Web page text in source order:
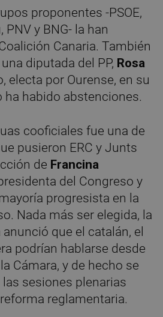
proponentes -PSOE,
PNV y BNG- la han
Canaria. También
diputada del PP, Rosa
electa por Ourense, en su
ha habido abstenciones.
cooficiales fue una de
pusieron ERC y Junts
de Francina
del Congreso y
progresista en la
Nada más ser elegida, la
que el catalán, el
podrían hablarse desde
Cámara, y de hecho se
sesiones plenarias
reglamentaria.